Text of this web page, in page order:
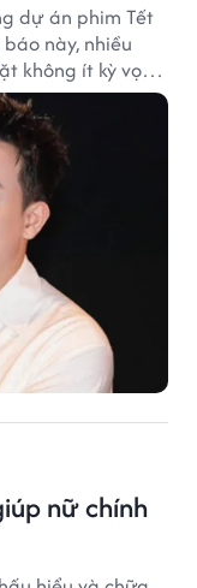
dự án phim Tết
này, nhiều
không ít kỳ vọng
nữ chính